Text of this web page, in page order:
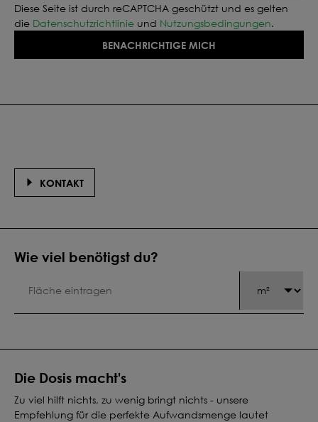
Wie viel benötigst du?
Diese Seite ist durch reCAPTCHA geschützt und es gelten
die Datenschutzrichtlinie und Nutzungsbedingungen.
BENACHRICHTIGE MICH
KONTAKT
Die Dosis macht's
Zu viel hilft nichts, zu wenig bringt nichts - unsere
Empfehlung für die perfekte Aufwandsmenge lautet